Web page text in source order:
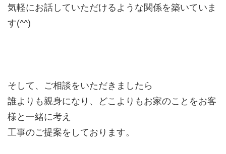
気軽にお話していただけるような関係を築いていま
す(^^)
そして、ご相談をいただきましたら
誰よりも親身になり、どこよりもお家のことをお客
様と一緒に考え
工事のご提案をしております。